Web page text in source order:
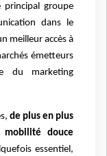
principal groupe
dans le
meilleur accès à
émetteurs
du marketing
de plus en plus
mobilité douce
essentiel,